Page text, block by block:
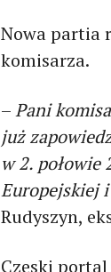
Nowa partia
komisarza.
–Pani
już
w 2.
Europejskiej
Rudyszyn,
Czeski portal